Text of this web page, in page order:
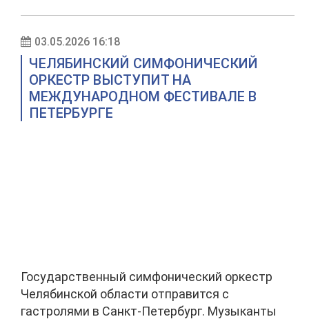
03.05.2026 16:18
ЧЕЛЯБИНСКИЙ СИМФОНИЧЕСКИЙ
ОРКЕСТР ВЫСТУПИТ НА
МЕЖДУНАРОДНОМ ФЕСТИВАЛЕ В
ПЕТЕРБУРГЕ
Государственный симфонический оркестр
Челябинской области отправится с
гастролями в Санкт-Петербург. Музыканты